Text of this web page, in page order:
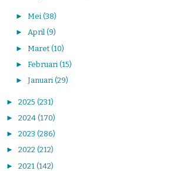
► Mei (38)
► April (9)
► Maret (10)
► Februari (15)
► Januari (29)
► 2025 (231)
► 2024 (170)
► 2023 (286)
► 2022 (212)
► 2021 (142)